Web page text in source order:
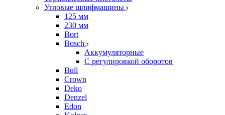
Угловые шлифмашины
125 мм
230 мм
Bort
Bosch
Аккумуляторные
С регулировкой оборотов
Bull
Crown
Deko
Denzel
Edon